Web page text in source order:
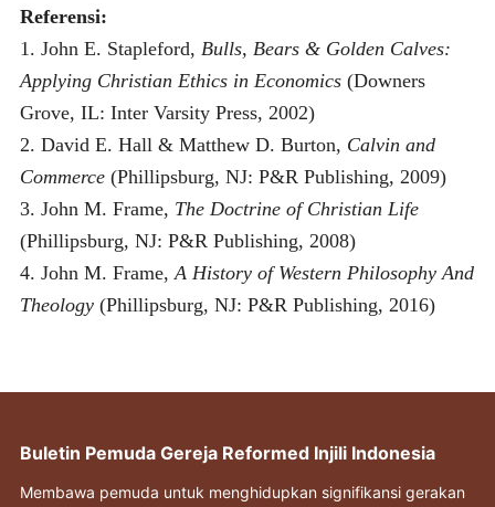
Referensi:
1. John E. Stapleford, Bulls, Bears & Golden Calves:
Applying Christian Ethics in Economics(Downers
Grove, IL: Inter Varsity Press, 2002)
2. David E. Hall & Matthew D. Burton, Calvin and
Commerce(Phillipsburg, NJ: P&R Publishing, 2009)
3. John M. Frame, The Doctrine of Christian Life
(Phillipsburg, NJ: P&R Publishing, 2008)
4. John M. Frame, A History of Western Philosophy And
Theology(Phillipsburg, NJ: P&R Publishing, 2016)
Buletin Pemuda Gereja Reformed Injili Indonesia
Membawa pemuda untuk menghidupkan signifikansi gerakan